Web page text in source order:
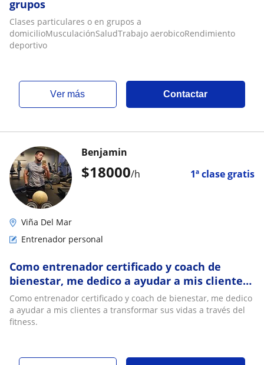
grupos
Clases particulares o en grupos a
domicilioMusculaciónSaludTrabajo aerobicoRendimiento
deportivo
ver más Contactar
$18000/h 1ª clase gratis
Benjamin
Viña Del Mar
Entrenador personal
Como entrenador certificado y coach de
bienestar, me dedico a ayudar a mis clientes
a transformar sus vidas a través del fitness
Como entrenador certificado y coach de bienestar, me dedico
a ayudar a mis clientes a transformar sus vidas a través del
fitness.